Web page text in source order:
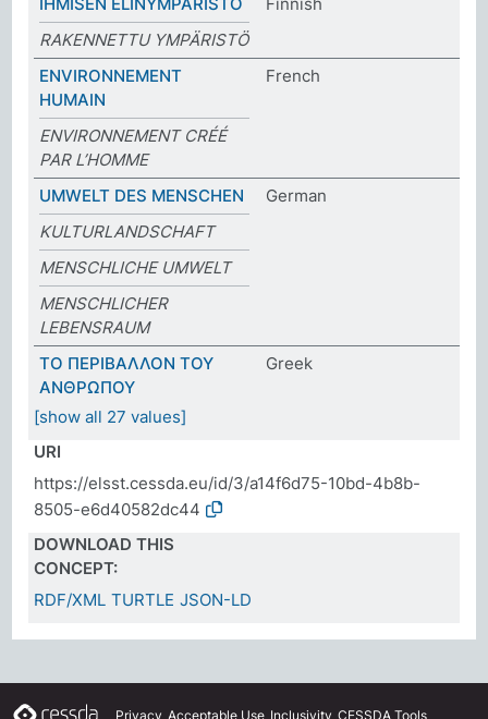
RAKENNETTU YMPÄRISTÖ
ENVIRONNEMENT
HUMAIN
French
ENVIRONNEMENT CRÉÉ
PAR L’HOMME
UMWELT DES MENSCHEN
German
KULTURLANDSCHAFT
MENSCHLICHE UMWELT
MENSCHLICHER
LEBENSRAUM
ΤΟ ΠΕΡΙΒΑΛΛΟΝ ΤΟΥ
ΑΝΘΡΩΠΟΥ
Greek
[show all 27 values]
URI
https://elsst.cessda.eu/id/3/a14f6d75-10bd-4b8b-
8505-e6d40582dc44
DOWNLOAD THIS
CONCEPT:
RDF/XML TURTLE JSON-LD
Privacy Acceptable Use Inclusivity CESSDA Tools